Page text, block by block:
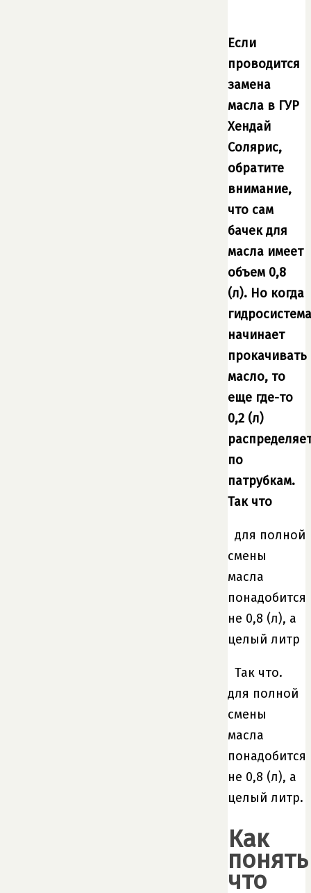
Если
проводится
замена
масла в ГУР
Хендай
Солярис,
обратите
внимание,
что сам
бачек для
масла имеет
объем 0,8
(л). Но когда
гидросистема
начинает
прокачивать
масло, то
еще где-то
0,2 (л)
по
патрубкам.
Так что
для полной
смены
масла
понадобится
не 0,8 (л), а
целый литр
Так что.
для полной
смены
масла
понадобится
не 0,8 (л), а
целый литр.
Как
понять
что